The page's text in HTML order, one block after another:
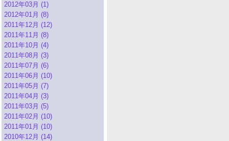
2012年03月 (1)
2012年01月 (8)
2011年12月 (12)
2011年11月 (8)
2011年10月 (4)
2011年08月 (3)
2011年07月 (6)
2011年06月 (10)
2011年05月 (7)
2011年04月 (3)
2011年03月 (5)
2011年02月 (10)
2011年01月 (10)
2010年12月 (14)